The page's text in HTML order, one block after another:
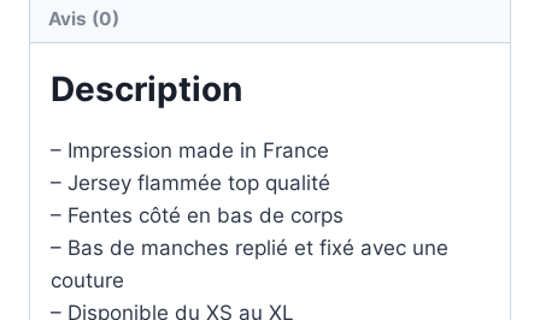
Avis (0)
Description
– Impression made in France
– Jersey flammée top qualité
– Fentes côté en bas de corps
– Bas de manches replié et fixé avec une
couture
– Disponible du XS au XL